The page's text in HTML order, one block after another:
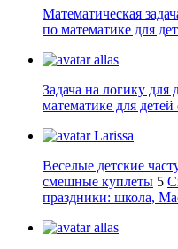
Математическая
по математике для
allas
Задача на логику для
математике для детей
Larissa
Веселые детские
смешные куплеты 5
праздники: школа,
allas